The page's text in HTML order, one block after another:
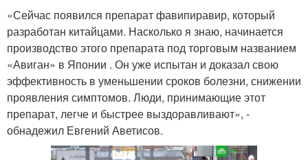
«Сейчас появился препарат фавипиравир, который
разработан китайцами. Насколько я знаю, начинается
производство этого препарата под торговым названием
«Авиган» в Японии . Он уже испытан и доказал свою
эффективность в уменьшении сроков болезни, снижении
проявления симптомов. Люди, принимающие этот
препарат, легче и быстрее выздоравливают», -
обнадежил Евгений Аветисов.